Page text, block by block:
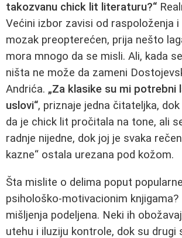
takozvanu chick lit literaturu?“
Većini izbor zavisi od raspoloženja i
mozak preopterećen, prija nešto
mora mnogo da se misli. Ali, kada
ništa ne može da zameni
Andrića. „Za klasike su mi potrebni
uslovi“, priznaje jedna čitateljka,
da je chick lit pročitala na tone, ali
radnje nijedne, dok joj je svaka
kazne“ ostala urezana pod kožom.
Šta mislite o delima poput popularne
psihološko-motivacionim knjigama?
mišljenja podeljena. Neki ih
utehu i iluziju kontrole, dok su drugi